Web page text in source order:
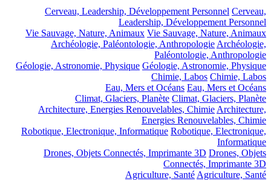
Cerveau, Leadership, Développement Personnel Cerveau,
Leadership, Développement Personnel
Vie Sauvage, Nature, Animaux Vie Sauvage, Nature, Animaux
Archéologie, Paléontologie, AnthropologieArchéologie,
Paléontologie, Anthropologie
Géologie, Astronomie, Physique Géologie, Astronomie, Physique
Chimie, Labos Chimie, Labos
Eau, Mers et Océans Eau, Mers et Océans
Climat, Glaciers, Planète Climat, Glaciers, Planète
Architecture, Energies Renouvelables, ChimieArchitecture,
Energies Renouvelables, Chimie
Robotique, Electronique, Informatique Robotique, Electronique,
Informatique
Drones, Objets Connectés, Imprimante 3D Drones, Objets
Connectés, Imprimante 3D
Agriculture, SantéAgriculture, Santé